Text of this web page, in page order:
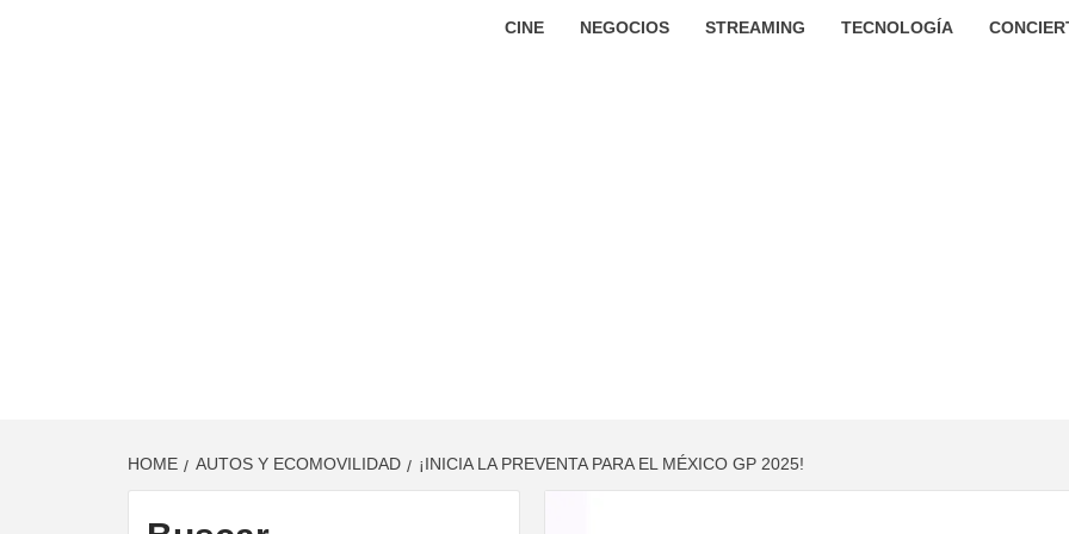
CINE NEGOCIOS STREAMING TECNOLOGÍA
HOME AUTOS Y ECOMOVILIDAD ¡INICIA LA PREVENTA PARA EL MÉXICO GP 2025!